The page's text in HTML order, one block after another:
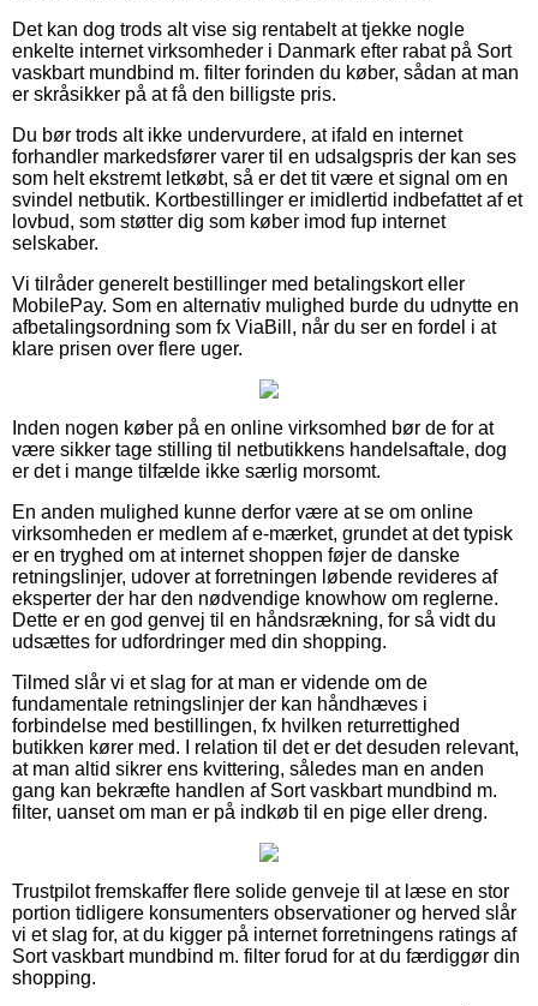
Det kan dog trods alt vise sig rentabelt at tjekke nogle
enkelte internet virksomheder i Danmark efter rabat på Sort
vaskbart mundbind m. filter forinden du køber, sådan at man
er skråsikker på at få den billigste pris.
Du bør trods alt ikke undervurdere, at ifald en internet
forhandler markedsfører varer til en udsalgspris der kan ses
som helt ekstremt letkøbt, så er det tit være et signal om en
svindel netbutik. Kortbestillinger er imidlertid indbefattet af et
lovbud, som støtter dig som køber imod fup internet
selskaber.
Vi tilråder generelt bestillinger med betalingskort eller
MobilePay. Som en alternativ mulighed burde du udnytte en
afbetalingsordning som fx ViaBill, når du ser en fordel i at
klare prisen over flere uger.
Inden nogen køber på en online virksomhed bør de for at
være sikker tage stilling til netbutikkens handelsaftale, dog
er det i mange tilfælde ikke særlig morsomt.
En anden mulighed kunne derfor være at se om online
virksomheden er medlem af e-mærket, grundet at det typisk
er en tryghed om at internet shoppen føjer de danske
retningslinjer, udover at forretningen løbende revideres af
eksperter der har den nødvendige knowhow om reglerne.
Dette er en god genvej til en håndsrækning, for så vidt du
udsættes for udfordringer med din shopping.
Tilmed slår vi et slag for at man er vidende om de
fundamentale retningslinjer der kan håndhæves i
forbindelse med bestillingen, fx hvilken returrettighed
butikken kører med. I relation til det er det desuden relevant,
at man altid sikrer ens kvittering, således man en anden
gang kan bekræfte handlen af Sort vaskbart mundbind m.
filter, uanset om man er på indkøb til en pige eller dreng.
Trustpilot fremskaffer flere solide genveje til at læse en stor
portion tidligere konsumenters observationer og herved slår
vi et slag for, at du kigger på internet forretningens ratings af
Sort vaskbart mundbind m. filter forud for at du færdiggør din
shopping.